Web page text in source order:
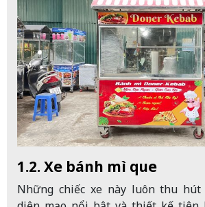
1.2. Xe bánh mì que
Những chiếc xe này luôn thu hút